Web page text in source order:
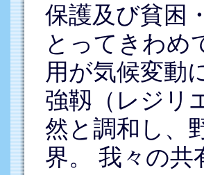
保護及び貧困
とってきわめ
用が気候変動
強靱（レジリ
然と調和し、
界。 我々の共